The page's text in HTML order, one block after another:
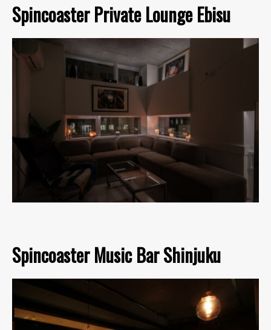
Spincoaster Private Lounge Ebisu
Spincoaster Music Bar Shinjuku